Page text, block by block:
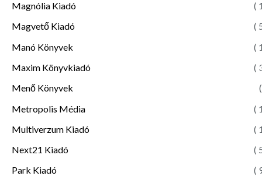
Magnólia Kiadó
(
Magvető Kiadó
(
Manó Könyvek
(
Maxim Könyvkiadó
(
Menő Könyvek
Metropolis Média
(
Multiverzum Kiadó
(
Next21 Kiadó
(
Park Kiadó
(